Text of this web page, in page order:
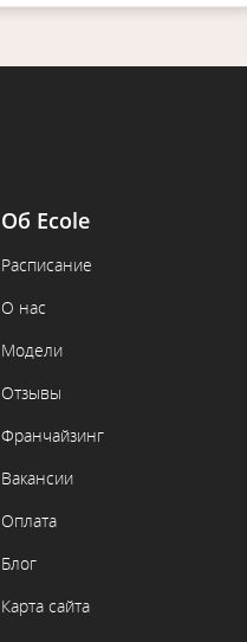
Об Ecole
Расписание
О нас
Модели
Отзывы
Франчайзинг
Вакансии
Оплата
Блог
Карта сайта